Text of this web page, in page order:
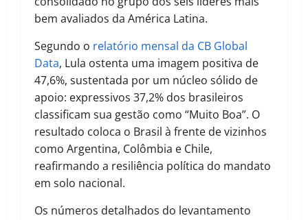
bem avaliados da América Latina.
Segundo o relatório mensal da CB Global
Data, Lula ostenta uma imagem positiva de
47,6%, sustentada por um núcleo sólido de
apoio: expressivos 37,2% dos brasileiros
classificam sua gestão como “Muito Boa”. O
resultado coloca o Brasil à frente de vizinhos
como Argentina, Colômbia e Chile,
reafirmando a resiliência política do mandato
em solo nacional.
Os números detalhados do levantamento